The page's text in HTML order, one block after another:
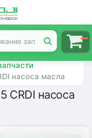
насоса масла
CRDI насоса